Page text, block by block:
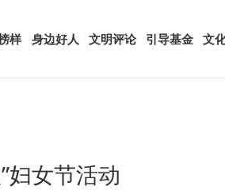
样 身边好人 文明评论 引导基金 文
妇女节活动